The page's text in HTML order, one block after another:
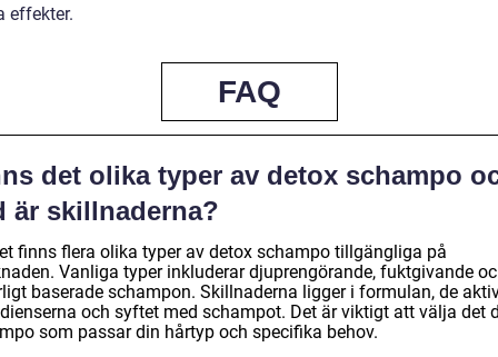
effekter.
FAQ
det olika typer av detox schampo
är skillnaderna?
finns flera olika typer av detox schampo tillgängliga på
Vanliga typer inkluderar djuprengörande, fuktgivande
baserade schampon. Skillnaderna ligger i formulan, de
och syftet med schampot. Det är viktigt att välja det
som passar din hårtyp och specifika behov.